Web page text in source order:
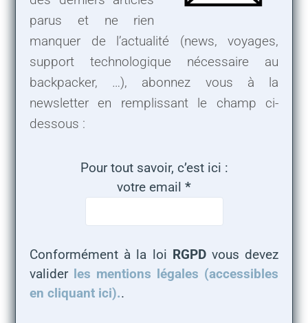
parus et ne rien
manquer de l’actualité (news, voyages,
support technologique nécessaire au
backpacker, …), abonnez vous à la
newsletter en remplissant le champ ci-
dessous :
Pour tout savoir, c’est ici :
votre email *
Conformément à la loi RGPDvous devez
valider les mentions légales (accessibles
en cliquant ici)..